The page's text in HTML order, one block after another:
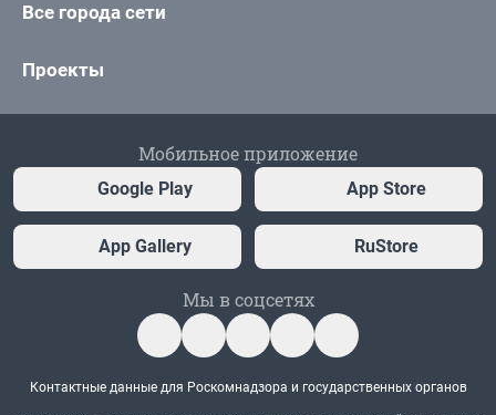
Все города сети
Проекты
Мобильное приложение
Google Play App Store
App Gallery RuStore
Мы в соцсетях
Контактные данные для Роскомнадзора и государственных органов